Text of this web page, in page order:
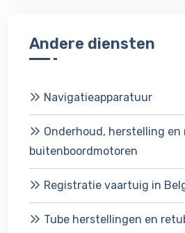
Andere diensten
Navigatieapparatuur
Onderhoud, herstelling en
buitenboordmotoren
Registratie vaartuig in
Tube herstellingen en